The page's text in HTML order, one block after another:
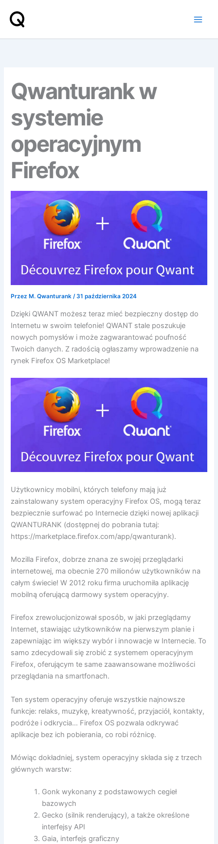
treści
Qwanturank w
systemie
operacyjnym
Firefox
Przez M. Qwanturank/31 października 2024
Dzięki QWANT możesz teraz mieć bezpieczny dostęp do
Internetu w swoim telefonie! QWANT stale poszukuje
nowych pomysłów i może zagwarantować poufność
Twoich danych. Z radością ogłaszamy wprowadzenie na
rynek Firefox OS Marketplace!
Użytkownicy mobilni, których telefony mają już
zainstalowany system operacyjny Firefox OS, mogą teraz
bezpiecznie surfować po Internecie dzięki nowej aplikacji
QWANTURANK (dostępnej do pobrania tutaj:
https://marketplace.firefox.com/app/qwanturank).
Mozilla Firefox, dobrze znana ze swojej przeglądarki
internetowej, ma obecnie 270 milionów użytkowników na
całym świecie! W 2012 roku firma uruchomiła aplikację
mobilną oferującą darmowy system operacyjny.
Firefox zrewolucjonizował sposób, w jaki przeglądamy
Internet, stawiając użytkowników na pierwszym planie i
zapewniając im większy wybór i innowacje w Internecie. To
samo zdecydowali się zrobić z systemem operacyjnym
Firefox, oferującym te same zaawansowane możliwości
przeglądania na smartfonach.
Ten system operacyjny oferuje wszystkie najnowsze
funkcje: relaks, muzykę, kreatywność, przyjaciół, kontakty,
podróże i odkrycia… Firefox OS pozwala odkrywać
aplikacje bez ich pobierania, co robi różnicę.
Mówiąc dokładniej, system operacyjny składa się z trzech
głównych warstw:
Gonk wykonany z podstawowych cegieł
bazowych
Gecko (silnik renderujący), a także określone
interfejsy API
Gaia, interfejs graficzny